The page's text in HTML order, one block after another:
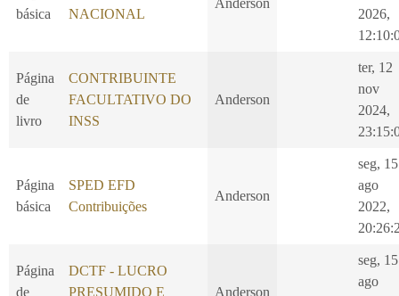
básica
NACIONAL
Anderson
2026,
Página
de
livro
CONTRIBUINTE
FACULTATIVO DO
INSS
Anderson
ter, 12
nov
2024,
Página
básica
SPED EFD
Contribuições
Anderson
seg, 15
ago
2022,
Página
de
DCTF - LUCRO
PRESUMIDO E
Anderson
seg, 15
ago